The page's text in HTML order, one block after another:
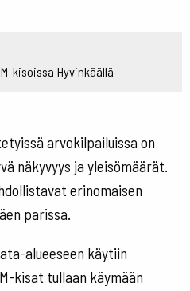
kisoissa Hyvinkäällä
arvokilpailuissa on
näkyvyys ja yleisömäärät.
erinomaisen
parissa.
alueeseen käytiin
kisat tullaan käymään